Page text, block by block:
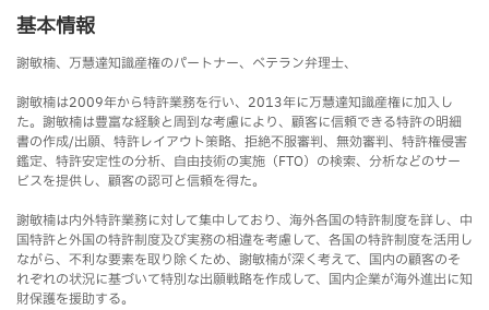
基本情報
謝敏楠、万慧達知識産権のパートナー、ベテラン弁理士、
謝敏楠は2009年から特許業務を行い、2013年に万慧達知識産権に加入し
た。謝敏楠は豊富な経験と周到な考慮により、顧客に信頼できる特許の明細
書の作成/出願、特許レイアウト策略、拒絶不服審判、無効審判、特許権侵害
鑑定、特許安定性の分析、自由技術の実施（FTO）の検索、分析などのサー
ビスを提供し、顧客の認可と信頼を得た。
謝敏楠は内外特許業務に対して集中しており、海外各国の特許制度を詳し、中
国特許と外国の特許制度及び実務の相違を考慮して、各国の特許制度を活用し
ながら、不利な要素を取り除くため、謝敏楠が深く考えて、国内の顧客のそ
れぞれの状況に基づいて特別な出願戦略を作成して、国内企業が海外進出に知
財保護を援助する。